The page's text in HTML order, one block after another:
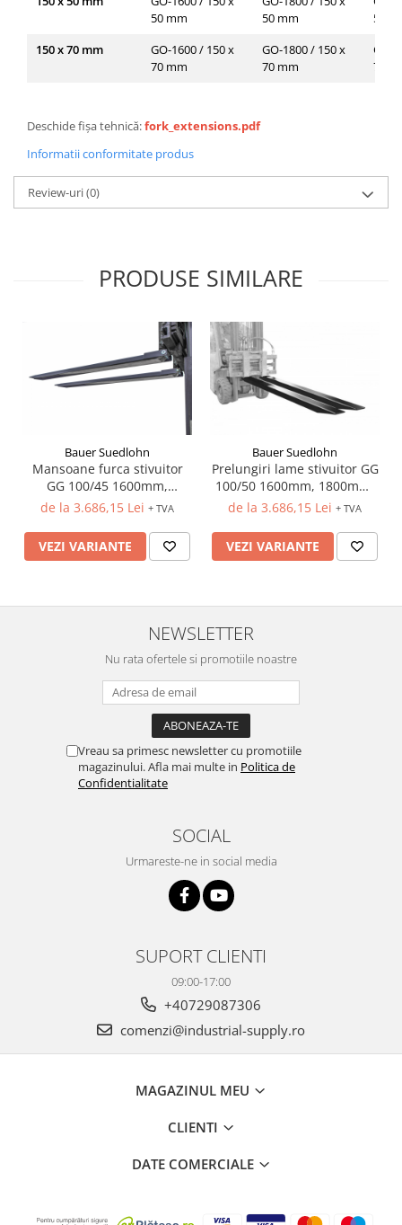
50 mm
50 mm
50
150 x 70 mm
GO-1600 / 150 x
70 mm
GO-1800 / 150 x
70 mm
GO-
70
Deschide fișa tehnică:fork_extensions.pdf
Informatii conformitate produs
Review-uri(0)
PRODUSE SIMILARE
Bauer Suedlohn
Mansoane furca stivuitor
GG 100/45 1600mm,
1800mm, 2000mm
de la 3.686,15 Lei + TVA
VEZI VARIANTE
Bauer Suedlohn
Prelungiri lame stivuitor GG
100/50 1600mm, 1800mm,
2000mm
de la 3.686,15 Lei + TVA
VEZI VARIANTE
NEWSLETTER
Nu rata ofertele si promotiile noastre
Vreau sa primesc newsletter cu promotiile
magazinului. Afla mai multe in Politica de
Confidentialitate
SOCIAL
Urmareste-ne in social media
SUPORT CLIENTI
09:00-17:00
+40729087306
comenzi@industrial-supply.ro
MAGAZINUL MEU
CLIENTI
DATE COMERCIALE